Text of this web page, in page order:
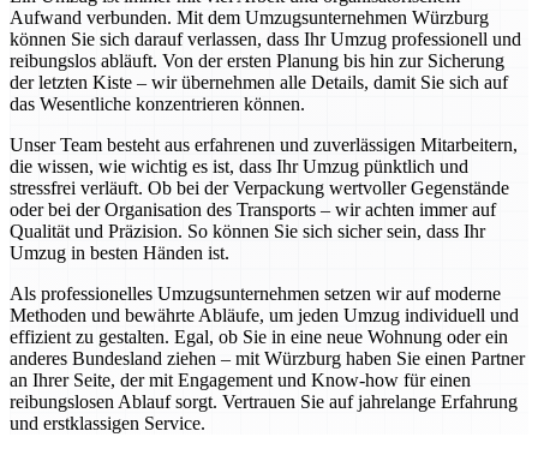
Aufwand verbunden. Mit dem Umzugsunternehmen Würzburg
können Sie sich darauf verlassen, dass Ihr Umzug professionell und
reibungslos abläuft. Von der ersten Planung bis hin zur Sicherung
der letzten Kiste – wir übernehmen alle Details, damit Sie sich auf
das Wesentliche konzentrieren können.
Unser Team besteht aus erfahrenen und zuverlässigen Mitarbeitern,
die wissen, wie wichtig es ist, dass Ihr Umzug pünktlich und
stressfrei verläuft. Ob bei der Verpackung wertvoller Gegenstände
oder bei der Organisation des Transports – wir achten immer auf
Qualität und Präzision. So können Sie sich sicher sein, dass Ihr
Umzug in besten Händen ist.
Als professionelles Umzugsunternehmen setzen wir auf moderne
Methoden und bewährte Abläufe, um jeden Umzug individuell und
effizient zu gestalten. Egal, ob Sie in eine neue Wohnung oder ein
anderes Bundesland ziehen – mit Würzburg haben Sie einen Partner
an Ihrer Seite, der mit Engagement und Know-how für einen
reibungslosen Ablauf sorgt. Vertrauen Sie auf jahrelange Erfahrung
und erstklassigen Service.